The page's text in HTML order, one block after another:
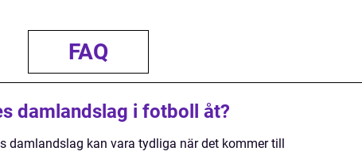
FAQ
damlandslag i fotboll åt?
damlandslag kan vara tydliga när det kommer till